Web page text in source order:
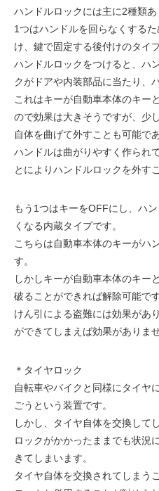
ハンドルロックには主に2種類あ
1つはハンドルを回らなくする
け、鍵で固定する後付けのタイプ
ハンドルロックをつけると、ハ
クがドアや内装部品に当たり、
これはキーが自動車本体のキー
ので効果は大きそうですが、少
自体を曲げて外すことも可能で
ハンドルは曲がりやすく作られ
とによりハンドルロックを外す
もう1つはキーをOFFにし、ハ
くなる内蔵タイプです。
こちらは自動車本体のキーがハ
す。
しかしキーが自動車本体のキー
破ることができれば解除可能です
けん引による盗難には効果があ
ができてしまえば効果がありませ
＊タイヤロック
自転車やバイクと同様にタイヤ
ごうという装置です。
しかし、タイヤ自体を交換して
ロックがかかったままでも状況
きてしまいます。
タイヤ自体を交換されてしまう